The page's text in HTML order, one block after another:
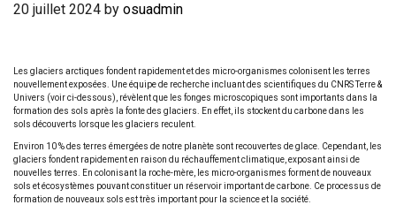
20 juillet 2024 by osuadmin
Les glaciers arctiques fondent rapidement et des micro-organismes colonisent les terres
nouvellement exposées. Une équipe de recherche incluant des scientifiques du CNRS Terre &
Univers (voir ci-dessous), révèlent que les fonges microscopiques sont importants dans la
formation des sols après la fonte des glaciers. En effet, ils stockent du carbone dans les
sols découverts lorsque les glaciers reculent.
Environ 10 % des terres émergées de notre planète sont recouvertes de glace. Cependant, les
glaciers fondent rapidement en raison du réchauffement climatique, exposant ainsi de
nouvelles terres. En colonisant la roche-mère, les micro-organismes forment de nouveaux
sols et écosystèmes pouvant constituer un réservoir important de carbone. Ce processus de
formation de nouveaux sols est très important pour la science et la société.